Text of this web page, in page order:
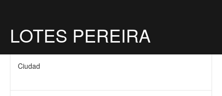
LOTES PEREIRA
Ciudad